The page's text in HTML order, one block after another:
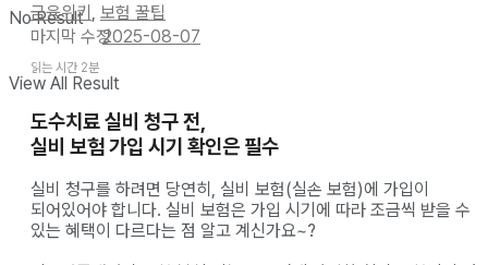
No Result
View All Result
금융위키
보험 꿀팁
2025-08-07
읽는 시간 2분
도수치료 실비 청구 전,
실비 보험 가입 시기 확인은 필수
실비 청구를 하려면 당연히, 실비 보험(실손 보험)에 가입이
되어있어야 합니다. 실비 보험은 가입 시기에 따라 조금씩 받을 수
있는 혜택이 다르다는 점 알고 계신가요~?